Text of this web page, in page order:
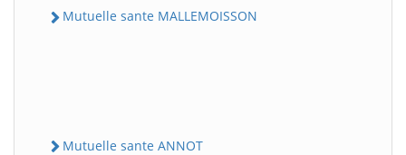
Mutuelle sante MALLEMOISSON
Mutuelle sante ANNOT